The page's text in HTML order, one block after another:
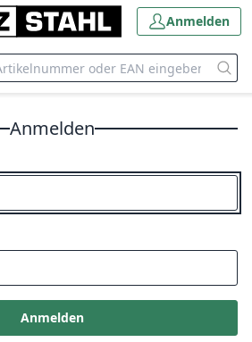
Anmelden
Anmelden
Anmelden